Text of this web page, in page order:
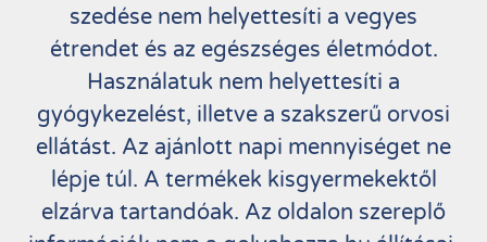
szedése nem helyettesíti a vegyes
étrendet és az egészséges életmódot.
Használatuk nem helyettesíti a
gyógykezelést, illetve a szakszerű orvosi
ellátást. Az ajánlott napi mennyiséget ne
lépje túl. A termékek kisgyermekektől
elzárva tartandóak. Az oldalon szereplő